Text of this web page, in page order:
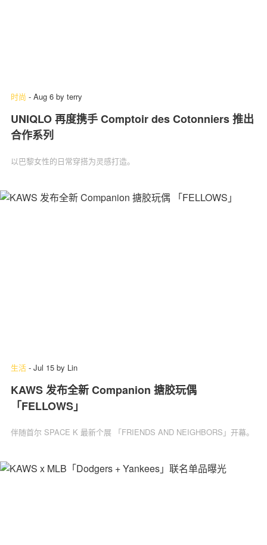
时尚 - Aug 6 by terry
UNIQLO 再度携手 Comptoir des Cotonniers 推出
合作系列
以巴黎女性的日常穿搭为灵感打造。
生活 - Jul 15 by Lin
KAWS 发布全新 Companion 搪胶玩偶
「FELLOWS」
伴随首尔 SPACE K 最新个展 「FRIENDS AND NEIGHBORS」开幕。